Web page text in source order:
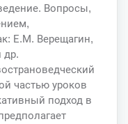
Вопросы,
Е.М. Верещагин,
др.
частью уроков
подход в